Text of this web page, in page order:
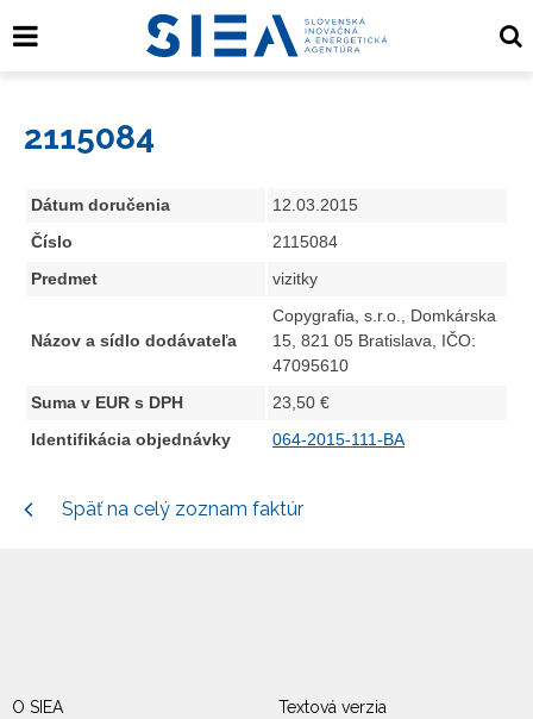
2115084
Dátum doručenia
12.03.2015
Číslo
2115084
Predmet
vizitky
Názov a sídlo dodávateľa
Copygrafia, s.r.o., Domkárska
15, 821 05 Bratislava, IČO:
47095610
Suma v EUR s DPH
23,50 €
Identifikácia objednávky
064-2015-111-BA
Späť na celý zoznam faktúr
O SIEA Textová verzia